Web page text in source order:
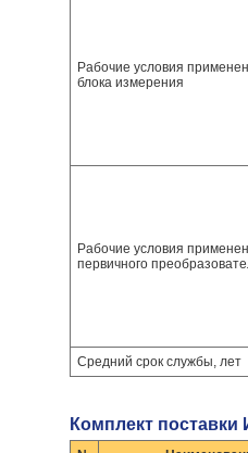
Рабочие условия
блока измерения
Рабочие условия
первичного
Средний срок службы, лет
Комплект